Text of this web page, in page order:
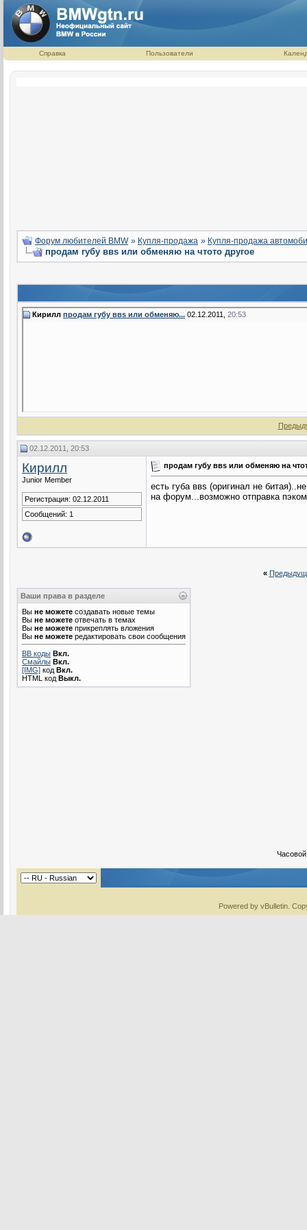
Справка Пользователи
Форум любителей BMW » Купля-продажа » Купля-продажа
продам губу ввs или обменяю на чтото другое
Кирилл продам губу ввs или обменяю... 02.12.2011, 20:53
02.12.2011, 20:53
Кирилл
Junior Member
Регистрация: 02.12.2011
Сообщений: 1
продам губу ввs или обменяю на
есть губа ввs (оригинал не
на форум...возможно отправка
«
Ваши права в разделе
Вы не можете создавать новые темы
Вы не можете отвечать в темах
Вы не можете прикреплять вложения
Вы не можете редактировать свои сообщения
BB коды Вкл.
Смайлы Вкл.
[IMG] код Вкл.
HTML код Выкл.
Powered by vBulletin.